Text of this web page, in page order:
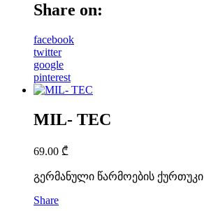
Share on:
facebook
twitter
google
pinterest
MIL- TEC
69.00 ₾
გერმანული წარმოების ქურთუკი
Share